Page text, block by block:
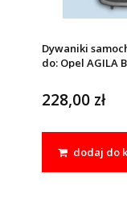
Dywaniki
do: Opel AGILA
228,00 zł
dodaj do